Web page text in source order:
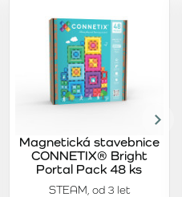
STEAM, od 3 let
Magnetická stavebnice
CONNETIX® Bright
Portal Pack 48 ks